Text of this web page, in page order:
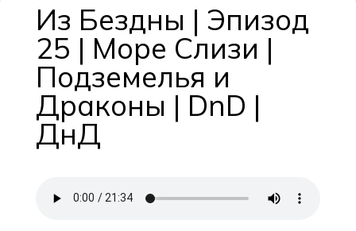
Из Бездны | Эпизод
25 | Море Слизи |
Подземелья и
Драконы | DnD |
ДнД